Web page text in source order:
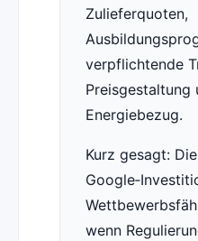
Zulieferquoten,
verpflichtende
Preisgestaltung
Energiebezug.
Kurz gesagt: Die
wenn